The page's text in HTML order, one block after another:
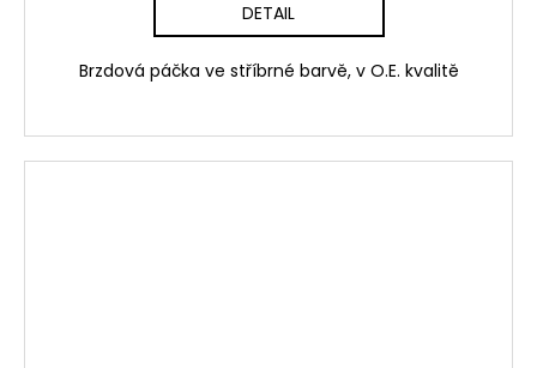
DETAIL
Brzdová páčka ve stříbrné barvě, v O.E. kvalitě